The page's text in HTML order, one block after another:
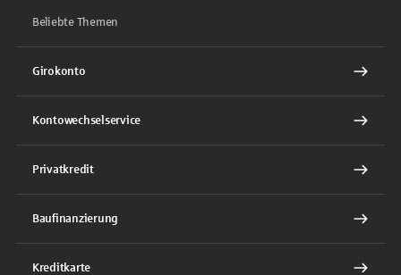
Beliebte Themen
Girokonto
Kontowechselservice
Privatkredit
Baufinanzierung
Kreditkarte